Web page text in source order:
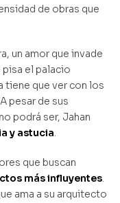
de obras que
un amor que invade
el palacio
tiene que ver con los
pesar de sus
podrá ser, Jahan
y astucia.
que buscan
más influyentes.
ama a su arquitecto